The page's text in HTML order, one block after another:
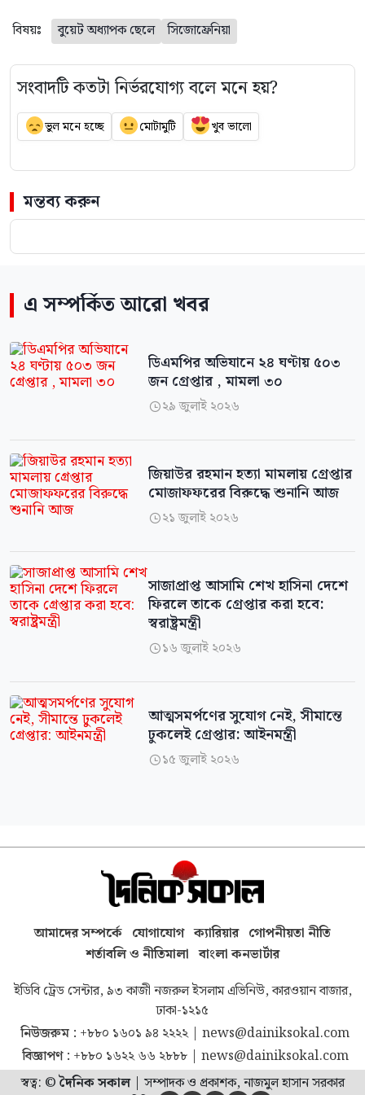
বিষয়ঃ বুয়েট অধ্যাপক ছেলে সিজোফ্রেনিয়া
সংবাদটি কতটা নির্ভরযোগ্য বলে মনে হয়?
ভুল মনে হচ্ছে মোটামুটি খুব ভালো
মন্তব্য করুন
এ সম্পর্কিত আরো খবর
ডিএমপির অভিযানে ২৪ ঘণ্টায় ৫০৩
জন গ্রেপ্তার , মামলা ৩০
২৯ জুলাই ২০২৬
জিয়াউর রহমান হত্যা মামলায় গ্রেপ্তার
মোজাফফরের বিরুদ্ধে শুনানি আজ
২১ জুলাই ২০২৬
সাজাপ্রাপ্ত আসামি শেখ হাসিনা দেশে
ফিরলে তাকে গ্রেপ্তার করা হবে:
স্বরাষ্ট্রমন্ত্রী
১৬ জুলাই ২০২৬
আত্মসমর্পণের সুযোগ নেই, সীমান্তে
ঢুকলেই গ্রেপ্তার: আইনমন্ত্রী
১৫ জুলাই ২০২৬
আমাদের সম্পর্কে যোগাযোগ ক্যারিয়ার গোপনীয়তা নীতি
শর্তাবলি ও নীতিমালা বাংলা কনভার্টার
ইডিবি ট্রেড সেন্টার, ৯৩ কাজী নজরুল ইসলাম এভিনিউ, কারওয়ান বাজার,
ঢাকা-১২১৫
নিউজরুম : +৮৮০ ১৬০১ ৯৪ ২২২২| news@dainiksokal.com
বিজ্ঞাপণ : +৮৮০ ১৬২২ ৬৬ ২৮৮৮| news@dainiksokal.com
স্বত্ব: ©দৈনিক সকাল| সম্পাদক ও প্রকাশক, নাজমুল হাসান সরকার